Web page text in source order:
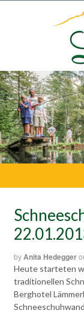
byAnita Hedegger
Heute starteten
traditionellen
Berghotel